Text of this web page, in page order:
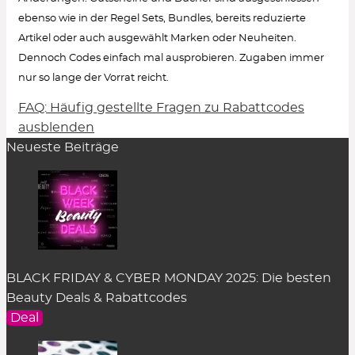
ebenso wie in der Regel Sets, Bundles, bereits reduzierte
Artikel oder auch ausgewählt Marken oder Neuheiten.
Dennoch Codes einfach mal ausprobieren. Zugaben immer
nur so lange der Vorrat reicht.
Wie löse ich einen Rabattcode ein?
Um den Gutschein-Code anzuzeigen, klicke in
der Rabatt-Beschreibung auf den Button
zeigen“. Es öffnet sich ein Pop-up-Fenster.
Einfach auf„kopieren“
zwischengespeichert.
Im Warenkorb des dazugehörigen Online Shops
kann der Rabattcode im entsprechenden Feld
eingefügt werden. Das Feld befindet sich an
FAQ: Häufig gestellte Fragen zu Rabattcodes
ausblenden
Neueste Beiträge
BLACK FRIDAY & CYBER MONDAY 2025: Die besten
Beauty Deals & Rabattcodes
Deal